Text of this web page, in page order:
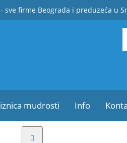
sve firme Beograda i preduzeća u
mudrosti Info